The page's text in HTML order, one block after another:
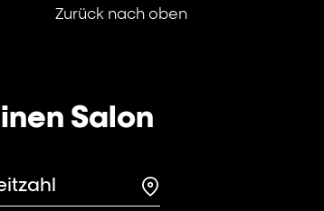
Zurück nach oben
Salon
Search for a salon in